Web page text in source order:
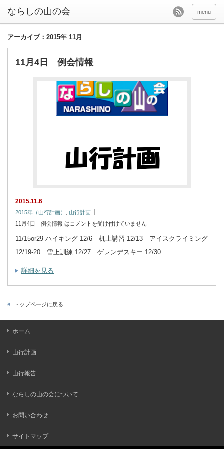
menu
アーカイブ：2015年 11月
11月4日 例会情報
2015.11.6
2015年（山行計画） , 山行計画
11月4日 例会情報 はコメントを受け付けていません
11/15or29 ハイキング 12/6 机上講習 12/13 アイスクライミング
12/19-20 雪上訓練 12/27 ゲレンデスキー 12/30…
詳細を見る
トップページに戻る
ホーム
山行計画
山行報告
ならしの山の会について
お問い合わせ
サイトマップ